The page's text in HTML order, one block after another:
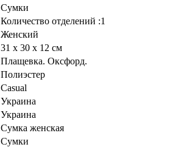
Сумки
Количество отделений :1
Женский
31 х 30 х 12 см
Плащевка. Оксфорд.
Полиэстер
Casual
Украина
Украина
Сумка женская
Сумки